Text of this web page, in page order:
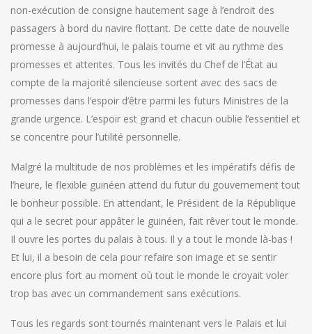
non-exécution de consigne hautement sage à l’endroit des
passagers à bord du navire flottant. De cette date de nouvelle
promesse à aujourd’hui, le palais tourne et vit au rythme des
promesses et attentes. Tous les invités du Chef de l’État au
compte de la majorité silencieuse sortent avec des sacs de
promesses dans l’espoir d’être parmi les futurs Ministres de la
grande urgence. L’espoir est grand et chacun oublie l’essentiel et
se concentre pour l’utilité personnelle.
Malgré la multitude de nos problèmes et les impératifs défis de
l’heure, le flexible guinéen attend du futur du gouvernement tout
le bonheur possible. En attendant, le Président de la République
qui a le secret pour appâter le guinéen, fait rêver tout le monde.
Il ouvre les portes du palais à tous. Il y a tout le monde là-bas !
Et lui, il a besoin de cela pour refaire son image et se sentir
encore plus fort au moment où tout le monde le croyait voler
trop bas avec un commandement sans exécutions.
Tous les regards sont tournés maintenant vers le Palais et lui